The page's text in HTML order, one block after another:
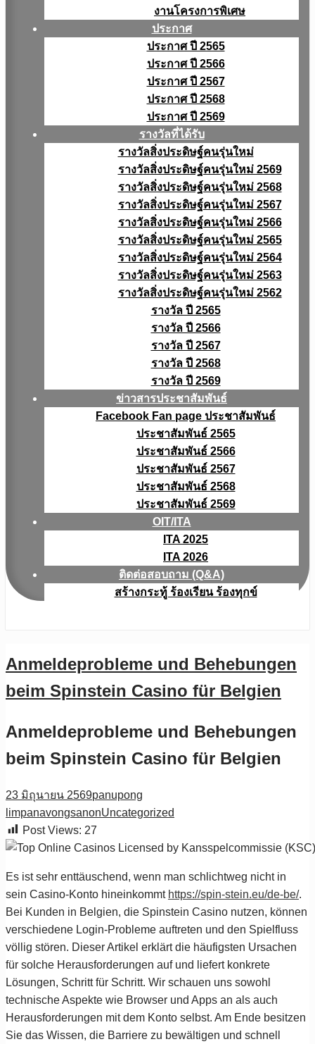
งานโครงการพิเศษ
ประกาศ
ประกาศ ปี 2565
ประกาศ ปี 2566
ประกาศ ปี 2567
ประกาศ ปี 2568
ประกาศ ปี 2569
รางวัลที่ได้รับ
รางวัลสิ่งประดิษฐ์คนรุ่นใหม่
รางวัลสิ่งประดิษฐ์คนรุ่นใหม่ 2569
รางวัลสิ่งประดิษฐ์คนรุ่นใหม่ 2568
รางวัลสิ่งประดิษฐ์คนรุ่นใหม่ 2567
รางวัลสิ่งประดิษฐ์คนรุ่นใหม่ 2566
รางวัลสิ่งประดิษฐ์คนรุ่นใหม่ 2565
รางวัลสิ่งประดิษฐ์คนรุ่นใหม่ 2564
รางวัลสิ่งประดิษฐ์คนรุ่นใหม่ 2563
รางวัลสิ่งประดิษฐ์คนรุ่นใหม่ 2562
รางวัล ปี 2565
รางวัล ปี 2566
รางวัล ปี 2567
รางวัล ปี 2568
รางวัล ปี 2569
ข่าวสารประชาสัมพันธ์
Facebook Fan page ประชาสัมพันธ์
ประชาสัมพันธ์ 2565
ประชาสัมพันธ์ 2566
ประชาสัมพันธ์ 2567
ประชาสัมพันธ์ 2568
ประชาสัมพันธ์ 2569
OIT/ITA
ITA 2025
ITA 2026
ติดต่อสอบถาม (Q&A)
สร้างกระทู้ ร้องเรียน ร้องทุกข์
Anmeldeprobleme und Behebungen
beim Spinstein Casino für Belgien
Anmeldeprobleme und Behebungen
beim Spinstein Casino für Belgien
23 มิถุนายน 2569panupong
limpanavongsanonUncategorized
Post Views: 27
Es ist sehr enttäuschend, wenn man schlichtweg nicht in
sein Casino-Konto hineinkommt https://spin-stein.eu/de-be/.
Bei Kunden in Belgien, die Spinstein Casino nutzen, können
verschiedene Login-Probleme auftreten und den Spielfluss
völlig stören. Dieser Artikel erklärt die häufigsten Ursachen
für solche Herausforderungen auf und liefert konkrete
Lösungen, Schritt für Schritt. Wir schauen uns sowohl
technische Aspekte wie Browser und Apps an als auch
Herausforderungen mit dem Konto selbst. Am Ende besitzen
Sie das Wissen, die Barriere zu bewältigen und schnell